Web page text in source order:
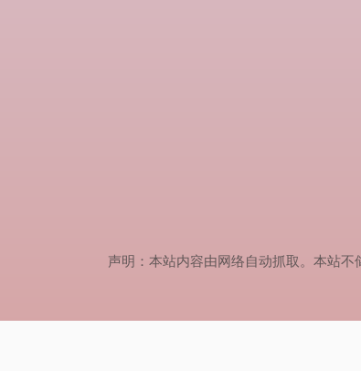
声明：本站内容由网络自动抓取。本站